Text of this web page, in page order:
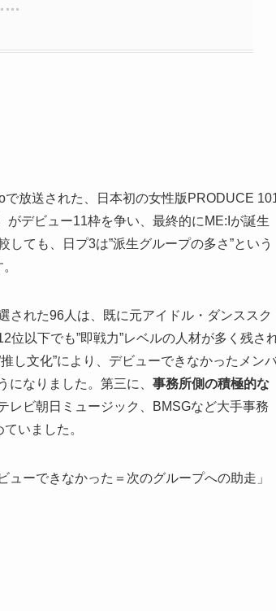
放送された、日本初の女性版PRODUCE
デビュー11枠を争い、最終的にME:Iが誕生
ても、日プ3は”派生グループの多さ”という
された96人は、既に元アイドル・ダンススク
以下でも”即戦力”レベルの人材が多く残さ
し文化”により、デビューできなかったメン
なりました。第三に、 事務所側の積極的な
レビ朝日ミュージック、BMSGなど大手事務
いました。
ーできなかった＝次のグループへの助走」